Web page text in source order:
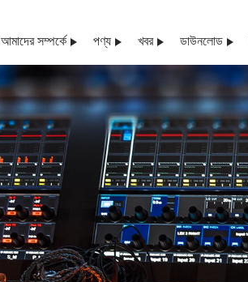
আমাদের সম্পর্কে পণ্য খবর ডাউনলোড